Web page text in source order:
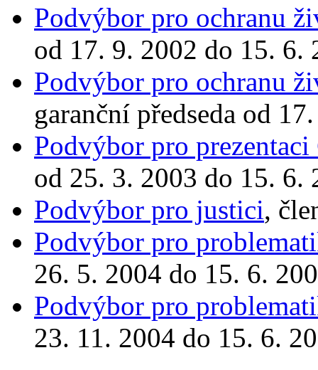
Podvýbor pro ochranu
od 17. 9. 2002 do 15. 6.
Podvýbor pro ochranu
garanční předseda od
Podvýbor pro
od 25. 3. 2003 do 15. 6.
Podvýbor pro justici,
Podvýbor pro
26. 5. 2004 do 15. 6.
Podvýbor pro
23. 11. 2004 do 15. 6.